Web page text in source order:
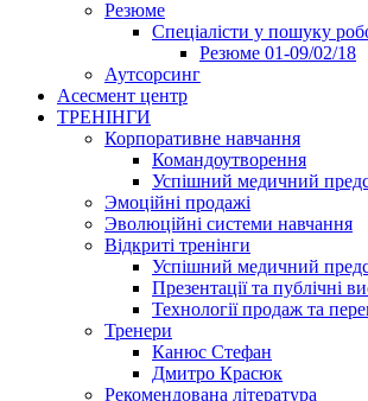
Резюме
Cпеціалісти у пошуку
Резюме 01-09/02/18
Аутсорсинг
Асесмент центр
ТРЕНІНГИ
Корпоративне навчання
Командоутворення
Успішний медичний
Эмоційні продажі
Эволюційні системи навчання
Відкриті тренінги
Успішний медичний
Презентації та публічні
Технології продаж та
Тренери
Канюс Стефан
Дмитро Красюк
Рекомендована література